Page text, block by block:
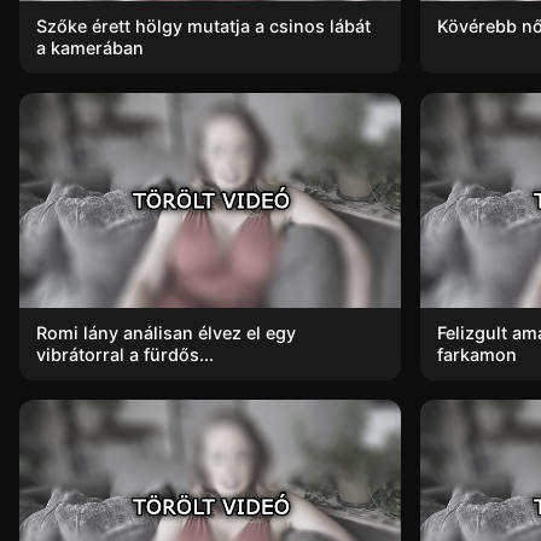
Szőke érett hölgy mutatja a csinos lábát
a kamerában
Kövérebb
Romi lány análisan élvez el egy
vibrátorral a fürdős...
Felizgult
farkamon